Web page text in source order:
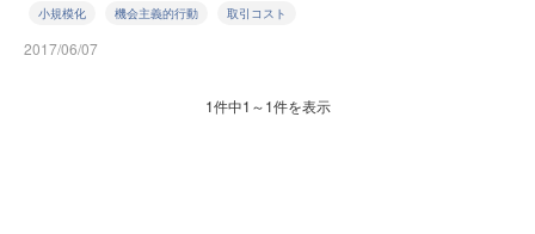
小規模化 機会主義的行動 取引コスト
2017/06/07
1件中1～1件を表示